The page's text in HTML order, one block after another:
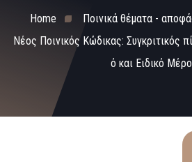
Home
Ποινικά θέματα -
Νέος Ποινικός Κώδικας: Συγκριτικός
ό και Ειδικό